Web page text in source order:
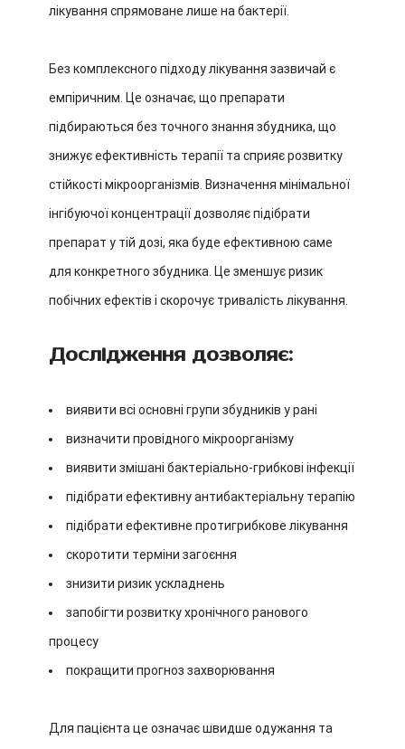
лікування спрямоване лише на бактерії.
Без комплексного підходу лікування зазвичай є
емпіричним. Це означає, що препарати
підбираються без точного знання збудника, що
знижує ефективність терапії та сприяє розвитку
стійкості мікроорганізмів. Визначення мінімальної
інгібуючої концентрації дозволяє підібрати
препарат у тій дозі, яка буде ефективною саме
для конкретного збудника. Це зменшує ризик
побічних ефектів і скорочує тривалість лікування.
Дослідження дозволяє:
виявити всі основні групи збудників у рані
визначити провідного мікроорганізму
виявити змішані бактеріально-грибкові інфекції
підібрати ефективну антибактеріальну терапію
підібрати ефективне протигрибкове лікування
скоротити терміни загоєння
знизити ризик ускладнень
запобігти розвитку хронічного ранового
процесу
покращити прогноз захворювання
Для пацієнта це означає швидше одужання та